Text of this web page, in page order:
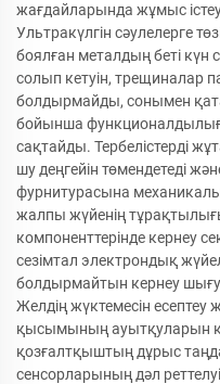
жағдайларында жұмыс істеу
Ультракүлгін сәулелерге
боялған металдың беті күн
солып кетуін, трещиналар
болдырмайды, сонымен
бойынша
сақтайды. Тербелістерді
шу деңгейін төмендетеді
фурнитурасына
жалпы жүйенің
компоненттерінде кернеу
сезімтал электрондық
болдырмайтын кернеу
Желдің жүктемесін есептеу
қысымының ауытқуларын
қозғалтқыштың дұрыс
сенсорларының дәл